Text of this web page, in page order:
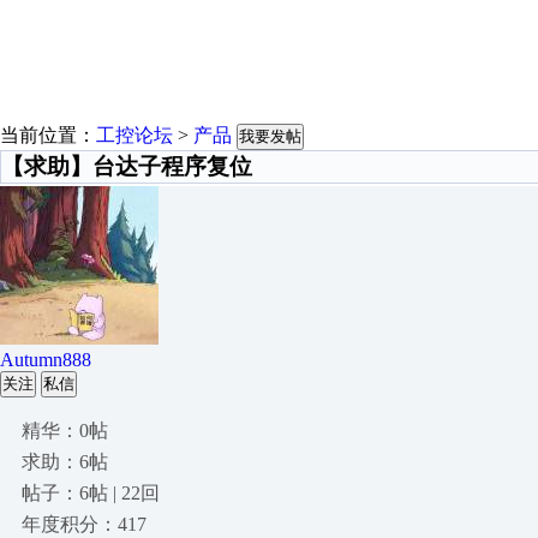
当前位置： 工控论坛 > 产品 我要发帖
【求助】台达子程序复位
Autumn888
关注 私信
精华：0帖
求助：6帖
帖子：6帖 | 22回
年度积分：417